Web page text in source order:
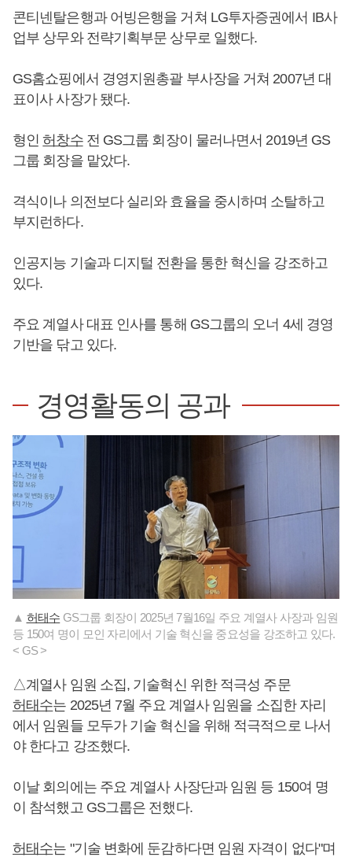
콘티넨탈은행과 어빙은행을 거쳐 LG투자증권에서 IB사
업부 상무와 전략기획부문 상무로 일했다.
GS홈쇼핑에서 경영지원총괄 부사장을 거쳐 2007년 대
표이사 사장가 됐다.
형인허창수전 GS그룹 회장이 물러나면서 2019년 GS
그룹 회장을 맡았다.
격식이나 의전보다 실리와 효율을 중시하며 소탈하고
부지런하다.
인공지능 기술과 디지털 전환을 통한 혁신을 강조하고
있다.
주요 계열사 대표 인사를 통해 GS그룹의 오너 4세 경영
기반을 닦고 있다.
경영활동의 공과
▲ 허태수 GS그룹 회장이 2025년 7월16일 주요 계열사 사장과 임원
등 150여 명이 모인 자리에서 기술 혁신을 중요성을 강조하고 있다.
< GS >
△계열사 임원 소집, 기술혁신 위한 적극성 주문
허태수는 2025년 7월 주요 계열사 임원을 소집한 자리
에서 임원들 모두가 기술 혁신을 위해 적극적으로 나서
야 한다고 강조했다.
이날 회의에는 주요 계열사 사장단과 임원 등 150여 명
이 참석했고 GS그룹은 전했다.
허태수는 "기술 변화에 둔감하다면 임원 자격이 없다"며